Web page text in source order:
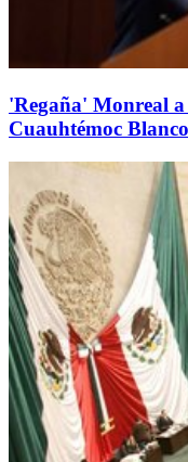
'Regaña' Monreal
Cuauhtémoc Blanco